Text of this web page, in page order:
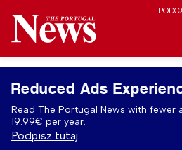
Reduced Ads
Read The Portugal News with
19.99€ per year.
Podpisz tutaj